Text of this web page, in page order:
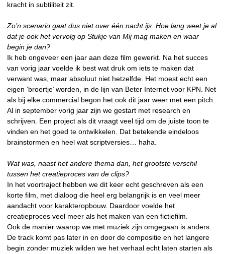
kracht in subtiliteit zit.
Zo’n scenario gaat dus niet over één nacht ijs. Hoe lang weet je al
dat je ook het vervolg op Stukje van Mij mag maken en waar
begin je dan?
Ik heb ongeveer een jaar aan deze film gewerkt. Na het succes
van vorig jaar voelde ik best wat druk om iets te maken dat
verwant was, maar absoluut niet hetzelfde. Het moest echt een
eigen ‘broertje’ worden, in de lijn van Beter Internet voor KPN. Net
als bij elke commercial begon het ook dit jaar weer met een pitch.
Al in september vorig jaar zijn we gestart met research en
schrijven. Een project als dit vraagt veel tijd om de juiste toon te
vinden en het goed te ontwikkelen. Dat betekende eindeloos
brainstormen en heel wat scriptversies… haha.
Wat was, naast het andere thema dan, het grootste verschil
tussen het creatieproces van de clips?
In het voortraject hebben we dit keer echt geschreven als een
korte film, met dialoog die heel erg belangrijk is en veel meer
aandacht voor karakteropbouw. Daardoor voelde het
creatieproces veel meer als het maken van een fictiefilm.
Ook de manier waarop we met muziek zijn omgegaan is anders.
De track komt pas later in en door de compositie en het langere
begin zonder muziek wilden we het verhaal echt laten starten als